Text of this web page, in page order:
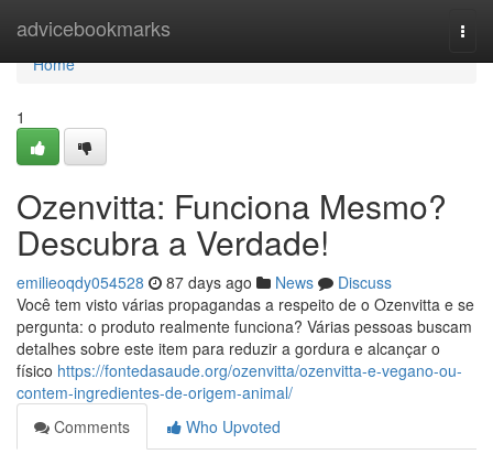
advicebookmarks
Home
Home
1
Ozenvitta: Funciona Mesmo?
Descubra a Verdade!
emilieoqdy054528 87 days ago News
Discuss
Você tem visto várias propagandas a respeito de o Ozenvitta e se
pergunta: o produto realmente funciona? Várias pessoas buscam
detalhes sobre este item para reduzir a gordura e alcançar o
físico https://fontedasaude.org/ozenvitta/ozenvitta-e-vegano-ou-
contem-ingredientes-de-origem-animal/
Comments
Who Upvoted